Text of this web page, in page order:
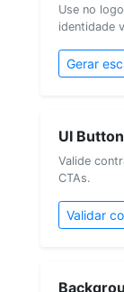
Use no
identidade
Gerar
UI
Valide
CTAs.
Validar